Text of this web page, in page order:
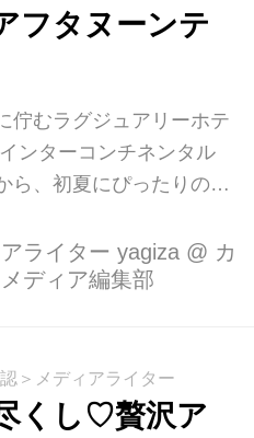
フタヌーンテ
佇むラグジュアリーホテ
ンターコンチネンタル
ら、初夏にぴったりのと
いアフタヌーンティー
フタヌーンティー with リ
ート」が登場！開業30周
ートと、旬のチェリーが
て爽やかな至福のマリア
ライター yagiza @ カ
ディア編集部
＞メディアライター
くし♡贅沢ア